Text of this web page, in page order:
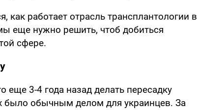
как работает отрасль трансплантологии в
еще нужно решить, чтоб добиться
сфере.
еще 3-4 года назад делать пересадку
было обычным делом для украинцев. За